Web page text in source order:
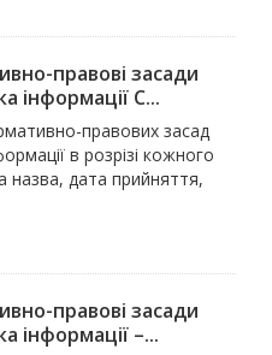
правові засади
інформації С...
правових засад
в розрізі кожного
назва, дата прийняття,
правові засади
інформації –...